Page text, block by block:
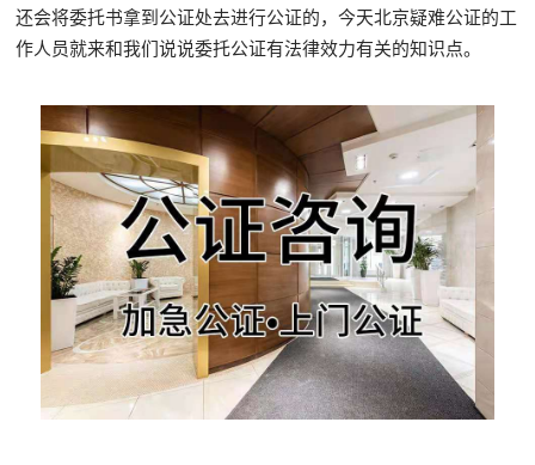
还会将委托书拿到公证处去进行公证的，今天北京疑难公证的工
作人员就来和我们说说委托公证有法律效力有关的知识点。